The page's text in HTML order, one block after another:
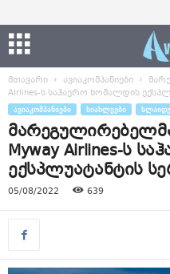
მთავარი ავიაკომპანიები
Airlines-ს საჰაერო ხომალდის
ᲐᲕᲘᲐᲙᲝᲛᲞᲐᲜᲘᲔᲑᲘ ᲡᲘᲐᲮᲚᲔᲔᲑᲘ
Myway Airlines-ს
ექსპლუატანტის
05/08/2022 639